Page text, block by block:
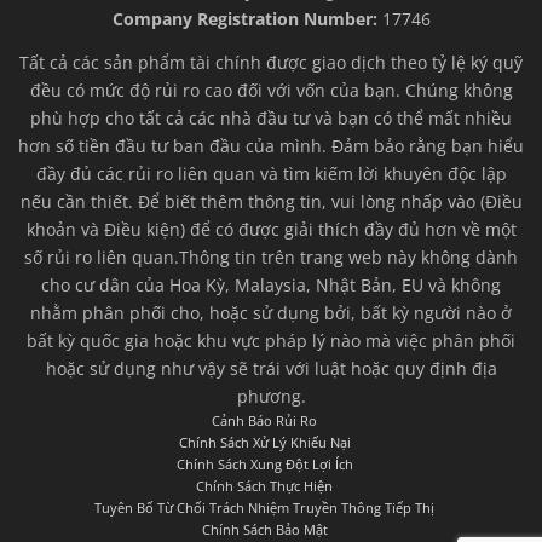
Company Registration Number: 17746
Tất cả các sản phẩm tài chính được giao dịch theo tỷ lệ ký quỹ
đều có mức độ rủi ro cao đối với vốn của bạn. Chúng không
phù hợp cho tất cả các nhà đầu tư và bạn có thể mất nhiều
hơn số tiền đầu tư ban đầu của mình. Đảm bảo rằng bạn hiểu
đầy đủ các rủi ro liên quan và tìm kiếm lời khuyên độc lập
nếu cần thiết. Để biết thêm thông tin, vui lòng nhấp vào (Điều
khoản và Điều kiện) để có được giải thích đầy đủ hơn về một
số rủi ro liên quan.Thông tin trên trang web này không dành
cho cư dân của Hoa Kỳ, Malaysia, Nhật Bản, EU và không
nhằm phân phối cho, hoặc sử dụng bởi, bất kỳ người nào ở
bất kỳ quốc gia hoặc khu vực pháp lý nào mà việc phân phối
hoặc sử dụng như vậy sẽ trái với luật hoặc quy định địa
phương.
Cảnh Báo Rủi Ro
Chính Sách Xử Lý Khiếu Nại
Chính Sách Xung Đột Lợi Ích
Chính Sách Thực Hiện
Tuyên Bố Từ Chối Trách Nhiệm Truyền Thông Tiếp Thị
Chính Sách Bảo Mật